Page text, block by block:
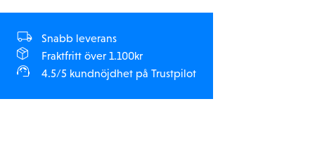
Snabb leverans
Fraktfritt över 1.100kr
4.5/5 kundnöjdhet på Trustpilot